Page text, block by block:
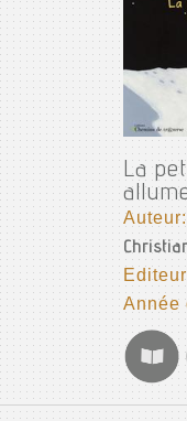
La
Année